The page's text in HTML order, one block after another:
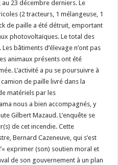
23 décembre derniers. Le
(2 tracteurs, 1 mélangeuse, 1
de paille a été détruit, emportant
photovoltaïques. Le total des
bâtiments d’élevage n’ont pas
animaux présents ont été
L’activité a pu se poursuivre à
de paille livré dans la
matériels par les
nous a bien accompagnés, y
Gilbert Mazaud. L’enquête se
de cet incendie. Cette
Bernard Cazeneuve, qui s’est
exprimer (son) soutien moral et
de son gouvernement à un plan